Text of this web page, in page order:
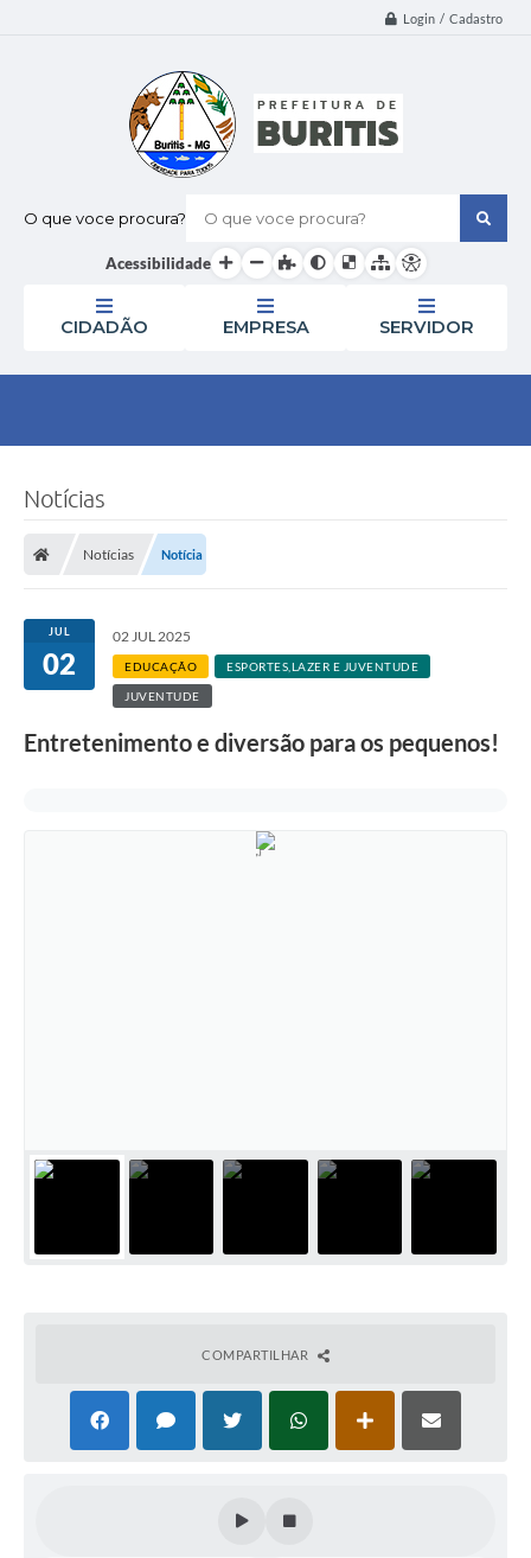
Login / Cadastro
O que voce procura?
Acessibilidade
CIDADÃO EMPRESA SERVIDOR
Notícias
Notícias Notícia
JUL
02
02 JUL 2025
EDUCAÇÃO ESPORTES,LAZER E JUVENTUDE
JUVENTUDE
Entretenimento e diversão para os pequenos!
COMPARTILHAR